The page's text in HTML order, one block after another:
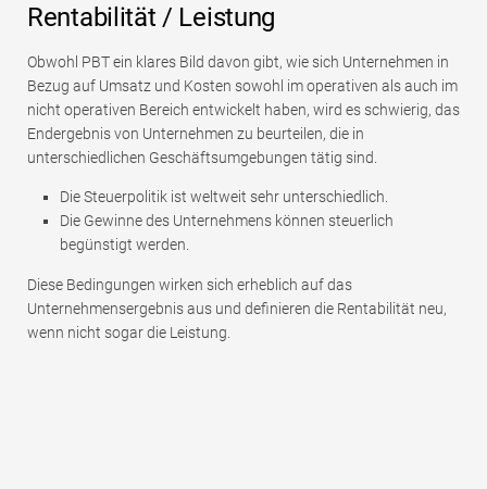
Rentabilität / Leistung
Obwohl PBT ein klares Bild davon gibt, wie sich Unternehmen in
Bezug auf Umsatz und Kosten sowohl im operativen als auch im
nicht operativen Bereich entwickelt haben, wird es schwierig, das
Endergebnis von Unternehmen zu beurteilen, die in
unterschiedlichen Geschäftsumgebungen tätig sind.
Die Steuerpolitik ist weltweit sehr unterschiedlich.
Die Gewinne des Unternehmens können steuerlich
begünstigt werden.
Diese Bedingungen wirken sich erheblich auf das
Unternehmensergebnis aus und definieren die Rentabilität neu,
wenn nicht sogar die Leistung.